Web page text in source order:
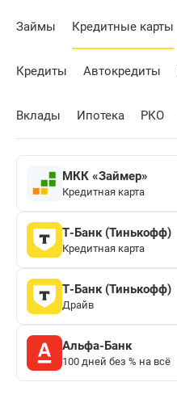
Займы Кредитные карты
Кредиты Автокредиты
Вклады Ипотека РКО
МКК «Займер»
Кредитная карта
Т-Банк (Тинькофф)
Кредитная карта
Т-Банк (Тинькофф)
Драйв
Альфа-Банк
100 дней без % на всё